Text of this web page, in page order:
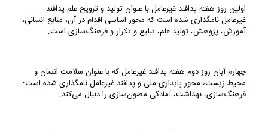
اولین روز هفته پدافند غیرعامل با عنوان تولید و ترویج علم پدافند
غیرعامل نامگذاری شده است که محور اساسی اقدام در آن، منابع انسانی،
آموزش، پژوهش، تولید علم، تبلیغ و تکرار و فرهنگ‌سازی است.
چهارم آبان روز دوم هفته پدافند غیرعامل که با عنوان سلامت انسان و
محیط زیست، محور پایداری ملی و پدافند غیرعامل نامگذاری شده است؛
فرهنگ‌سازی، بهداشت، آمادگی مصون‌سازی را دنبال می‌کند.